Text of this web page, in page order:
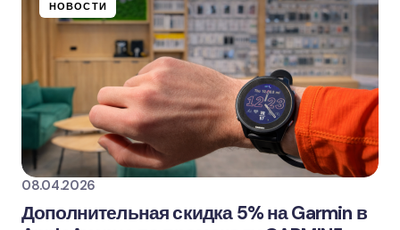
НОВОСТИ
08.04.2026
Дополнительная скидка 5% на Garmin в